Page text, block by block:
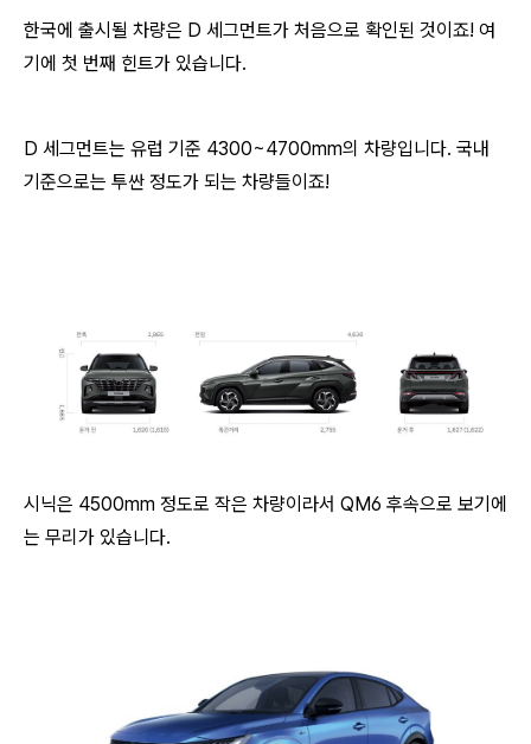
한국에 출시될 차량은 D 세그먼트가 처음으로 확인된 것이죠! 여
기에 첫 번째 힌트가 있습니다.
D 세그먼트는 유럽 기준 4300~4700mm의 차량입니다. 국내
기준으로는 투싼 정도가 되는 차량들이죠!
시닉은 4500mm 정도로 작은 차량이라서 QM6 후속으로 보기에
는 무리가 있습니다.